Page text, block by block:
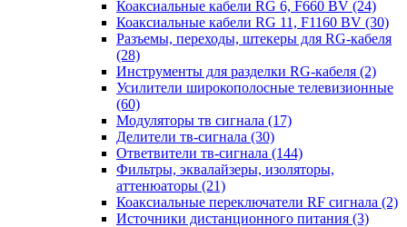
Коаксиальные кабели RG 6, F660 BV (24)
Коаксиальные кабели RG 11, F1160 BV (30)
Разъемы, переходы, штекеры для RG-кабеля
(28)
Инструменты для разделки RG-кабеля (2)
Усилители широкополосные телевизионные
(60)
Модуляторы тв сигнала (17)
Делители тв-сигнала (30)
Ответвители тв-сигнала (144)
Фильтры, эквалайзеры, изоляторы,
аттенюаторы (21)
Коаксиальные переключатели RF сигнала (2)
Источники дистанционного питания (3)